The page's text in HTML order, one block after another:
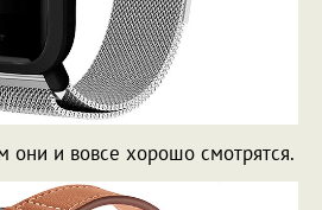
и вовсе хорошо смотрятся.